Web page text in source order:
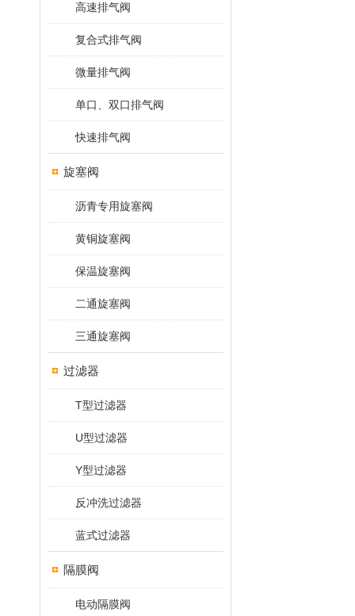
高速排气阀
复合式排气阀
微量排气阀
单口、双口排气阀
快速排气阀
旋塞阀
沥青专用旋塞阀
黄铜旋塞阀
保温旋塞阀
二通旋塞阀
三通旋塞阀
过滤器
T型过滤器
U型过滤器
Y型过滤器
反冲洗过滤器
蓝式过滤器
隔膜阀
电动隔膜阀